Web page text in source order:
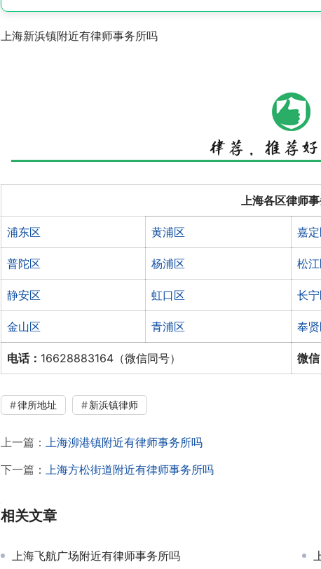
上海新浜镇附近有律师事务所吗
上海各区律师
浦东区 黄浦区 嘉
普陀区 杨浦区 松
静安区 虹口区 长
金山区 青浦区 奉
电话： 16628883164（微信同号） 微信
律所地址 新浜镇律师
上一篇： 上海泖港镇附近有律师事务所吗
下一篇： 上海方松街道附近有律师事务所吗
相关文章
上海飞航广场附近有律师事务所吗